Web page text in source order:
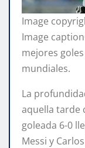
Image
Image caption
mejores
mundiales.
La
aquella tarde
goleada 6-0
Messi y